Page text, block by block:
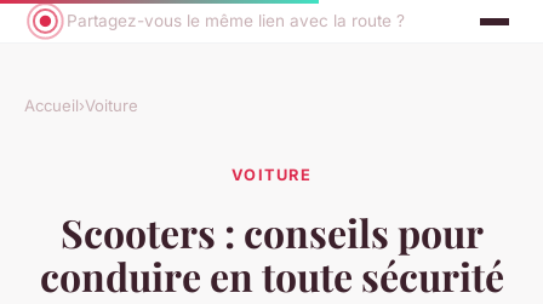
Partagez-vous le même lien avec la route ?
Accueil›Voiture
VOITURE
Scooters : conseils pour
conduire en toute sécurité